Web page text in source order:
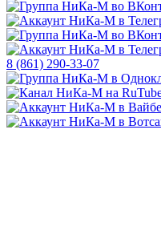
8 (861) 290-33-07